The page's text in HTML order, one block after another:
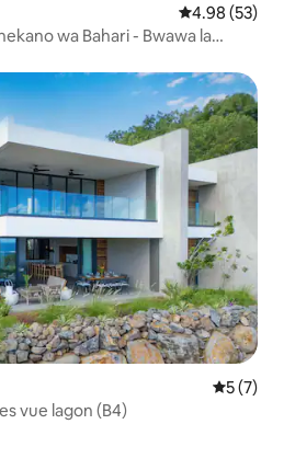
Ukadiriaji wa
4.98 (53)
wa Bahari - Bwawa la
5 (7)
vue lagon (B4)